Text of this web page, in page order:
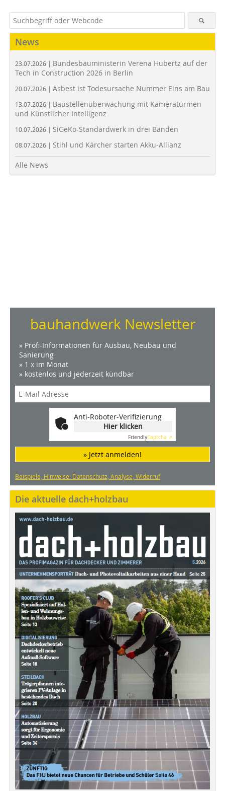
News
23.07.2026 | Bundesbauministerin Verena Hubertz auf der
Tech in Construction 2026 in Berlin
20.07.2026 | Asbest ist Todesursache Nummer Eins am Bau
13.07.2026 | Baustellenüberwachung mit Kameratürmen
und Künstlicher Intelligenz
10.07.2026 | SiGeKo-Standardwerk in drei Bänden
08.07.2026 | Stihl und Kärcher starten Akku-Allianz
Alle News
bauhandwerk Newsletter
» Profi-Informationen für Ausbau, Neubau und
Sanierung
» 1 x im Monat
» kostenlos und jederzeit kündbar
Anti-Roboter-Verifizierung
Hier klicken
FriendlyCaptcha ⇗
» Jetzt anmelden!
Beispiele, Hinweise: Datenschutz, Analyse, Widerruf
Die aktuelle dach+holzbau